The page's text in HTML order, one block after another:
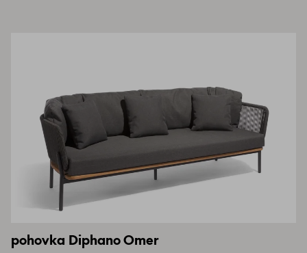
pohovka Diphano Omer